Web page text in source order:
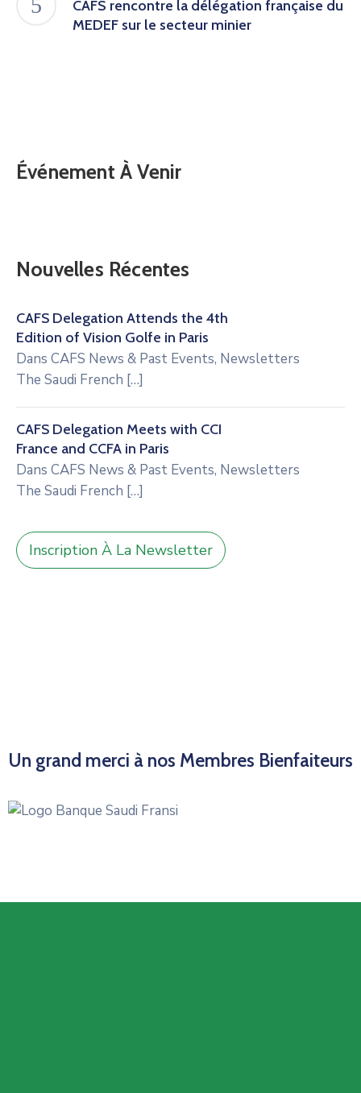
CAFS rencontre la délégation française du
MEDEF sur le secteur minier
Événement À Venir
Nouvelles Récentes
CAFS Delegation Attends the 4th
Edition of Vision Golfe in Paris
Dans CAFS News & Past Events, Newsletters
The Saudi French […]
CAFS Delegation Meets with CCI
France and CCFA in Paris
Dans CAFS News & Past Events, Newsletters
The Saudi French […]
Inscription À La Newsletter
Un grand merci à nos Membres Bienfaiteurs